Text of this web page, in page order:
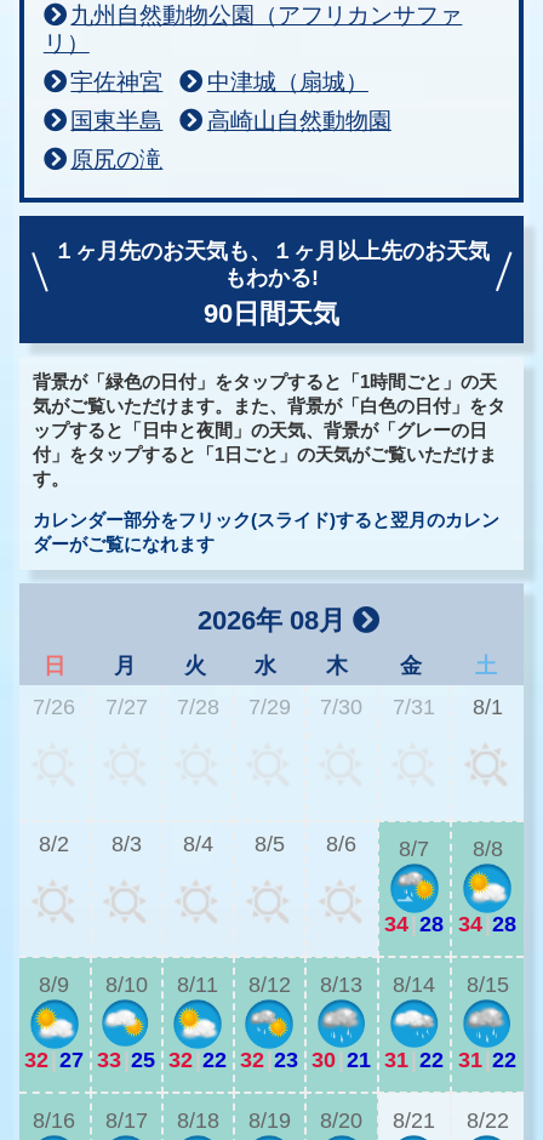
九州自然動物公園（アフリカンサファ
リ）
宇佐神宮
中津城（扇城）
国東半島
高崎山自然動物園
原尻の滝
１ヶ月先のお天気も、
１ヶ月以上先のお天気
もわかる!
90日間天気
背景が「緑色の日付」をタップすると「1時間ごと」の天
気がご覧いただけます。また、背景が「白色の日付」をタ
ップすると「日中と夜間」の天気、背景が「グレーの日
付」をタップすると「1日ごと」の天気がご覧いただけま
す。
カレンダー部分をフリック(スライド)すると翌月のカレン
ダーがご覧になれます
2026年 08月
日 月 火 水 木 金
土
7/26
7/27 7/28 7/29 7/30 7/31 8/1
8/2 8/3 8/4 8/5 8/6 8/7
34 28
8/8
34 28
8/9
32 27
8/10
33 25
8/11
32 22
8/12
32 23
8/13
30 21
8/14
31 22
8/15
31 22
8/16 8/17 8/18 8/19 8/20 8/21 8/22